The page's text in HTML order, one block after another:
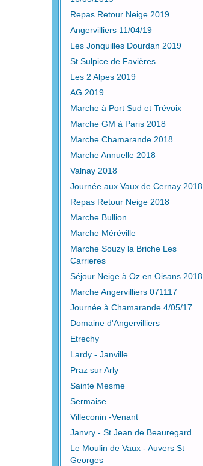
Repas Retour Neige 2019
Angervilliers 11/04/19
Les Jonquilles Dourdan 2019
St Sulpice de Favières
Les 2 Alpes 2019
AG 2019
Marche à Port Sud et Trévoix
Marche GM à Paris 2018
Marche Chamarande 2018
Marche Annuelle 2018
Valnay 2018
Journée aux Vaux de Cernay 2018
Repas Retour Neige 2018
Marche Bullion
Marche Méréville
Marche Souzy la Briche Les
Carrieres
Séjour Neige à Oz en Oisans 2018
Marche Angervilliers 071117
Journée à Chamarande 4/05/17
Domaine d'Angervilliers
Etrechy
Lardy - Janville
Praz sur Arly
Sainte Mesme
Sermaise
Villeconin -Venant
Janvry - St Jean de Beauregard
Le Moulin de Vaux - Auvers St
Georges